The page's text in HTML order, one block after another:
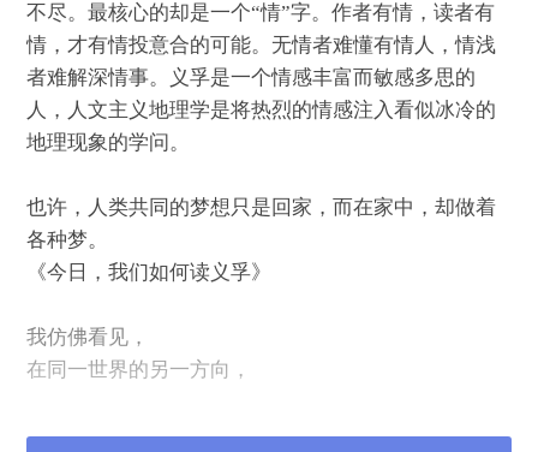
不尽。最核心的却是一个“情”字。作者有情，读者有
情，才有情投意合的可能。无情者难懂有情人，情浅
者难解深情事。义孚是一个情感丰富而敏感多思的
人，人文主义地理学是将热烈的情感注入看似冰冷的
地理现象的学问。
也许，人类共同的梦想只是回家，而在家中，却做着
各种梦。
《今日，我们如何读义孚》
我仿佛看见，
在同一世界的另一方向，
而此地，星辰涌向夜幕。